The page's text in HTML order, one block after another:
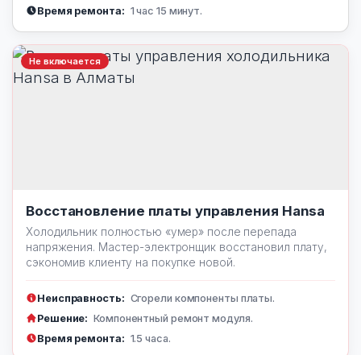
Время ремонта: 1 час 15 минут.
Не включается
Восстановление платы управления Hansa
Холодильник полностью «умер» после перепада
напряжения. Мастер-электронщик восстановил плату,
сэкономив клиенту на покупке новой.
Неисправность: Сгорели компоненты платы.
Решение: Компонентный ремонт модуля.
Время ремонта: 1.5 часа.